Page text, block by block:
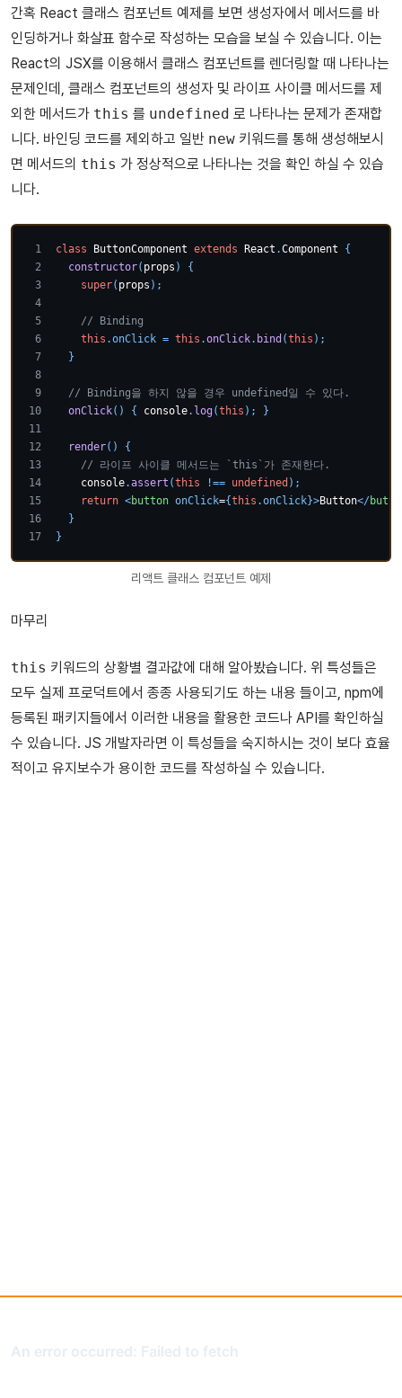
간혹 React 클래스 컴포넌트 예제를 보면 생성자에서 메서드를 바
인딩하거나 화살표 함수로 작성하는 모습을 보실 수 있습니다. 이는
React의 JSX를 이용해서 클래스 컴포넌트를 렌더링할 때 나타나는
문제인데, 클래스 컴포넌트의 생성자 및 라이프 사이클 메서드를 제
외한 메서드가 this 를 undefined 로 나타나는 문제가 존재합
니다. 바인딩 코드를 제외하고 일반 new 키워드를 통해 생성해보시
면 메서드의 this 가 정상적으로 나타나는 것을 확인 하실 수 있습
니다.
class ButtonComponent extends React .Component
{
constructor( props )
{
super( props ) ;
// Binding
this .onClick = this .onClick. bind (this ) ;
}
// Binding을 하지 않을 경우 undefined일 수 있다.
onClick( ) { console. log(this ) ; }
render( )
{
// 라이프 사이클 메서드는 `this`가 존재한다.
console.assert (this !== undefined ) ;
return <button onClick={this .onClick}>Button</
}
}
리액트 클래스 컴포넌트 예제
마무리
this 키워드의 상황별 결과값에 대해 알아봤습니다. 위 특성들은
모두 실제 프로덕트에서 종종 사용되기도 하는 내용 들이고, npm에
등록된 패키지들에서 이러한 내용을 활용한 코드나 API를 확인하실
수 있습니다. JS 개발자라면 이 특성들을 숙지하시는 것이 보다 효율
적이고 유지보수가 용이한 코드를 작성하실 수 있습니다.